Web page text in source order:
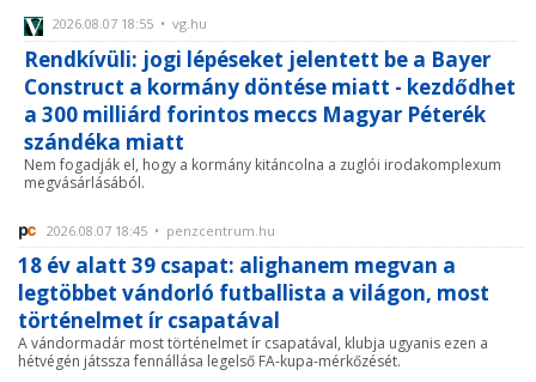
2026.08.07 18:55 • vg.hu
Rendkívüli: jogi lépéseket jelentett be a Bayer
Construct a kormány döntése miatt - kezdődhet
a 300 milliárd forintos meccs Magyar Péterék
szándéka miatt
Nem fogadják el, hogy a kormány kitáncolna a zuglói irodakomplexum
megvásárlásából.
2026.08.07 18:45 • penzcentrum.hu
18 év alatt 39 csapat: alighanem megvan a
legtöbbet vándorló futballista a világon, most
történelmet ír csapatával
A vándormadár most történelmet ír csapatával, klubja ugyanis ezen a
hétvégén játssza fennállása legelső FA-kupa-mérkőzését.